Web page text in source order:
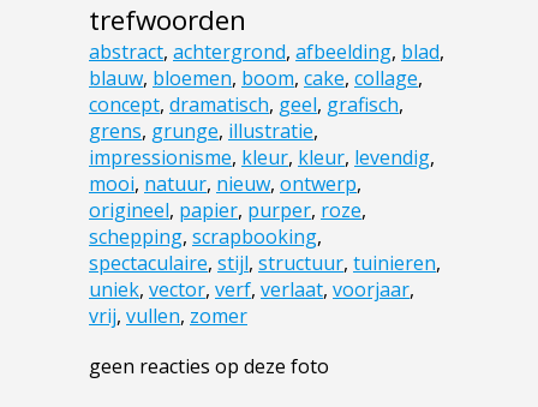
trefwoorden
abstract, achtergrond, afbeelding, blad,
blauw, bloemen, boom, cake, collage,
concept, dramatisch, geel, grafisch,
grens, grunge, illustratie,
impressionisme, kleur, kleur, levendig,
mooi, natuur, nieuw, ontwerp,
origineel, papier, purper, roze,
schepping, scrapbooking,
spectaculaire, stijl, structuur, tuinieren,
uniek, vector, verf, verlaat, voorjaar,
vrij, vullen, zomer
geen reacties op deze foto